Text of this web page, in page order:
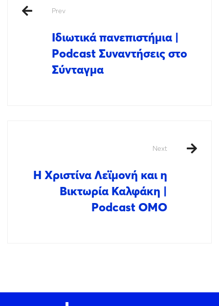
Prev
Ιδιωτικά πανεπιστήμια |
Podcast Συναντήσεις στο
Σύνταγμα
Next
Η Χριστίνα Λεϊμονή και η
Βικτωρία Καλφάκη |
Podcast OMO